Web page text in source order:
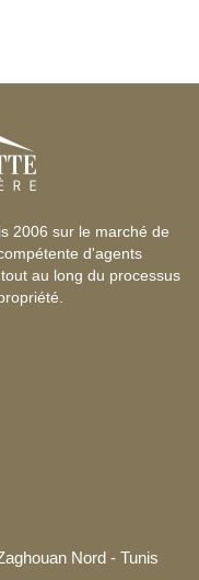
2006 sur le marché de
d'agents
au long du processus
Nord - Tunis